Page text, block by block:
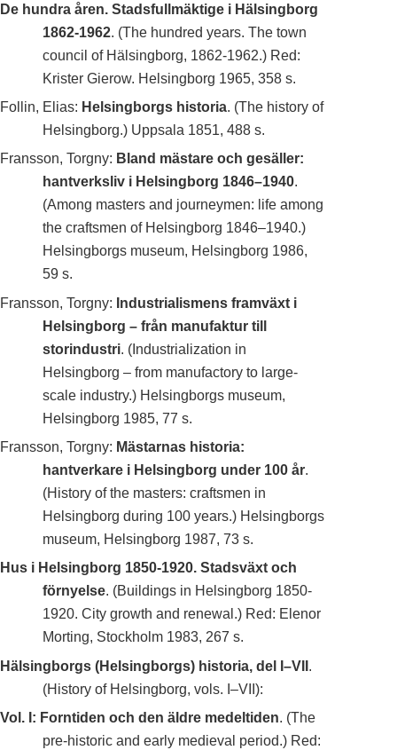
De hundra åren. Stadsfullmäktige i Hälsingborg
1862-1962. (The hundred years. The town
council of Hälsingborg, 1862-1962.) Red:
Krister Gierow. Helsingborg 1965, 358 s.
Follin, Elias: Helsingborgs historia. (The history of
Helsingborg.) Uppsala 1851, 488 s.
Fransson, Torgny: Bland mästare och gesäller:
hantverksliv i Helsingborg 1846–1940.
(Among masters and journeymen: life among
the craftsmen of Helsingborg 1846–1940.)
Helsingborgs museum, Helsingborg 1986,
59 s.
Fransson, Torgny: Industrialismens framväxt i
Helsingborg – från manufaktur till
storindustri. (Industrialization in
Helsingborg – from manufactory to large-
scale industry.) Helsingborgs museum,
Helsingborg 1985, 77 s.
Fransson, Torgny: Mästarnas historia:
hantverkare i Helsingborg under 100 år.
(History of the masters: craftsmen in
Helsingborg during 100 years.) Helsingborgs
museum, Helsingborg 1987, 73 s.
Hus i Helsingborg 1850-1920. Stadsväxt och
förnyelse. (Buildings in Helsingborg 1850-
1920. City growth and renewal.) Red: Elenor
Morting, Stockholm 1983, 267 s.
Hälsingborgs (Helsingborgs) historia, del I–VII .
(History of Helsingborg, vols. I–VII):
Vol. I: Forntiden och den äldre medeltiden. (The
pre-historic and early medieval period.) Red: